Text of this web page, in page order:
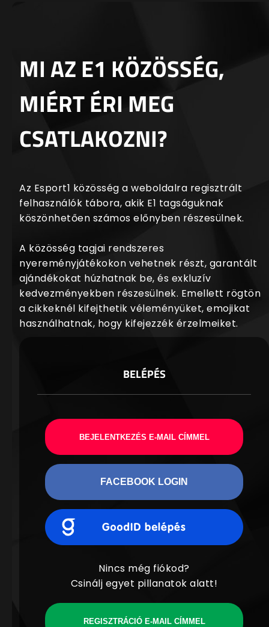
MI AZ E1 KÖZÖSSÉG,
MIÉRT ÉRI MEG
CSATLAKOZNI?
Az Esport1 közösség a weboldalra regisztrált
felhasználók tábora, akik E1 tagságuknak
köszönhetően számos előnyben részesülnek.
A közösség tagjai rendszeres
nyereményjátékokon vehetnek részt, garantált
ajándékokat húzhatnak be, és exkluzív
kedvezményekben részesülnek. Emellett rögtön
a cikkeknél kifejthetik véleményüket, emojikat
használhatnak, hogy kifejezzék érzelmeiket.
BELÉPÉS
BEJELENTKEZÉS E-MAIL CÍMMEL
FACEBOOK LOGIN
Nincs még fiókod?
Csinálj egyet pillanatok alatt!
REGISZTRÁCIÓ E-MAIL CÍMMEL